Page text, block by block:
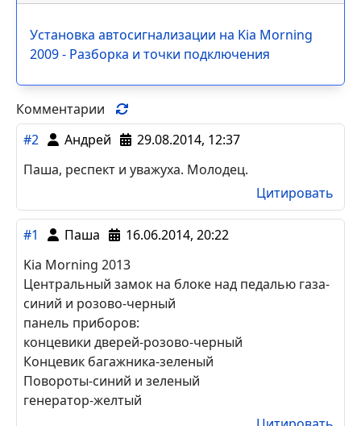
Установка автосигнализации на Kia Morning
2009 - Разборка и точки подключения
Комментарии
#2
Андрей
29.08.2014, 12:37
Паша, респект и уважуха. Молодец.
Цитировать
#1 Паша
16.06.2014, 20:22
Kia Morning 2013
Центральный замок на блоке над педалью газа-
синий и розово-черный
панель приборов:
концевики дверей-розово-черный
Концевик багажника-зеленый
Повороты-синий и зеленый
генератор-желтый